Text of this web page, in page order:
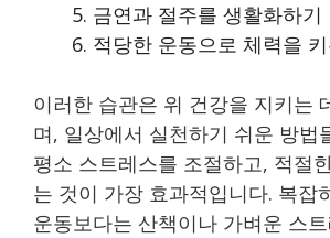
금연과 절주를 생활화하기
적당한 운동으로 체력을
이러한 습관은 위 건강을 지키는
며, 일상에서 실천하기 쉬운 방법
평소 스트레스를 조절하고, 적절
는 것이 가장 효과적입니다. 복잡
운동보다는 산책이나 가벼운 스